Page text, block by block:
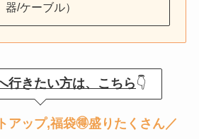
器/ケーブル）
行きたい方は、こちら 👇
アップ,福袋🉐盛りたくさん／